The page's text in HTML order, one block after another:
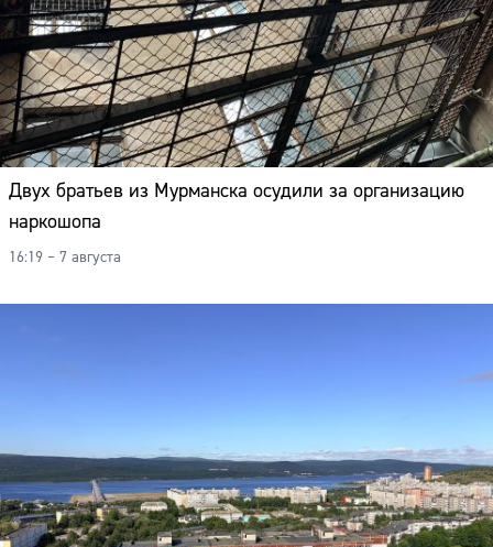
Двух братьев из Мурманска осудили за организацию
наркошопа
16:19 – 7 августа
Адрес:
Телефон: